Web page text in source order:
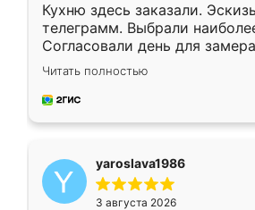
Кухню здесь заказали.
телеграмм. Выбрали
Согласовали день для
недели кухня была уже
довольны работой. Спасибо
мебель за качественную
Читать полностью
yaroslava1986
3 августа 2026